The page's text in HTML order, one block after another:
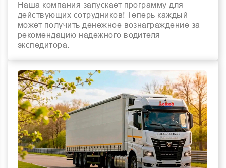
Наша компания запускает программу для
действующих сотрудников! Теперь каждый
может получить денежное вознаграждение за
рекомендацию надежного водителя-
экспедитора.